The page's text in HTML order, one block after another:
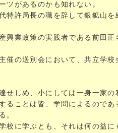
ツがあるのかも知れない。
特許局長の職を辞して銀鉱山
興業政策の実践者である前田正
催の送別会において、共立学
せしめ、小にしては一身一家
ることは皆、学問によるのであ
。
校に学ぶとも、それは何の益に